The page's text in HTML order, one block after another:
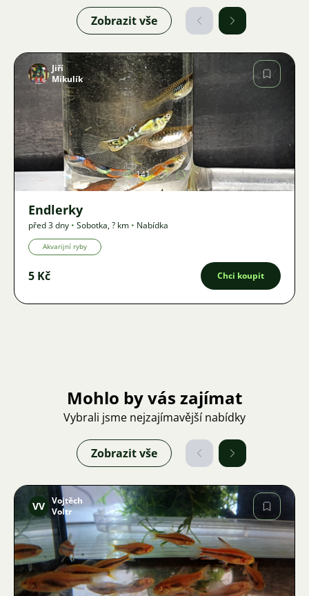
Zobrazit vše
Obrázek
Jiří
Mikulík
141
Endlerky
před 3 dny • Sobotka,? km • Nabídka
Akvarijní ryby
5 Kč Chci koupit
Mohlo by vás zajímat
Vybrali jsme nejzajímavější nabídky
Zobrazit vše
Obrázek
VV Vojtěch
Voltr